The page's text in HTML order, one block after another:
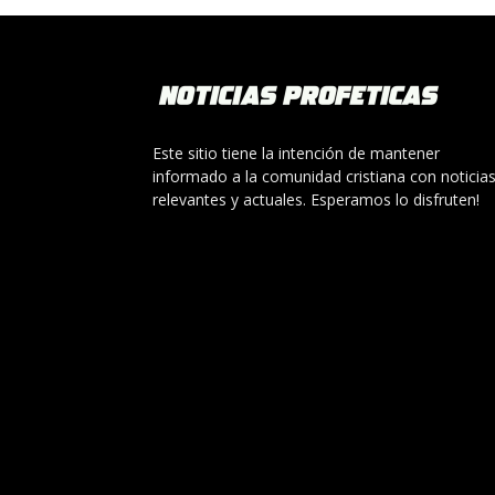
Este sitio tiene la intención de mantener
informado a la comunidad cristiana con noticias
relevantes y actuales. Esperamos lo disfruten!